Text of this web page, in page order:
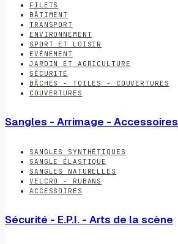
FILETS
BÂTIMENT
TRANSPORT
ENVIRONNEMENT
SPORT ET LOISIR
EVÉNEMENT
JARDIN ET AGRICULTURE
SÉCURITÉ
BÂCHES - TOILES - COUVERTURES
COUVERTURES
Sangles - Arrimage - Accessoires
SANGLES SYNTHÉTIQUES
SANGLE ÉLASTIQUE
SANGLES NATURELLES
VELCRO - RUBANS
ACCESSOIRES
Sécurité - E.P.I. - Arts de la scène